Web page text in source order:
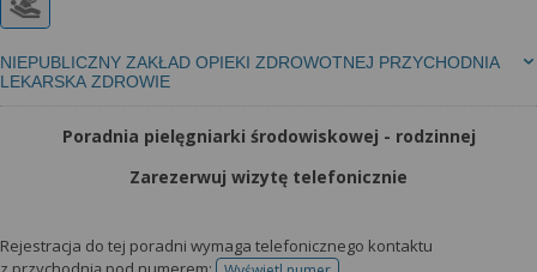
NIEPUBLICZNY ZAKŁAD OPIEKI ZDROWOTNEJ PRZYCHODNIA
LEKARSKA ZDROWIE
Poradnia pielęgniarki środowiskowej - rodzinnej
Zarezerwuj wizytę telefonicznie
Rejestracja do tej poradni wymaga telefonicznego kontaktu